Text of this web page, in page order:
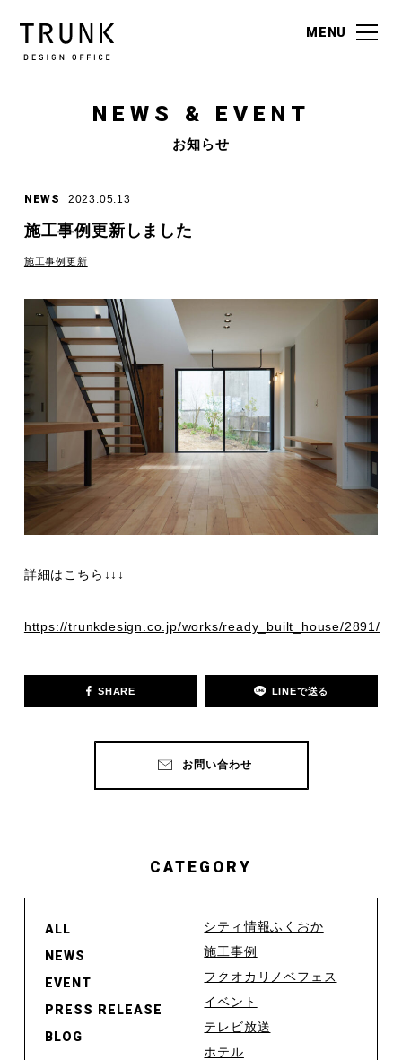
MENU
MENU
NEWS & EVENT
お知らせ
NEWS 2023.05.13
施工事例更新しました
施工事例更新
詳細はこちら↓↓↓
https://trunkdesign.co.jp/works/ready_built_house/2891/
SHARE LINEで送る
お問い合わせ
CATEGORY
ALL
NEWS
EVENT
PRESS RELEASE
BLOG
シティ情報ふくおか
施工事例
フクオカリノベフェス
イベント
テレビ放送
ホテル